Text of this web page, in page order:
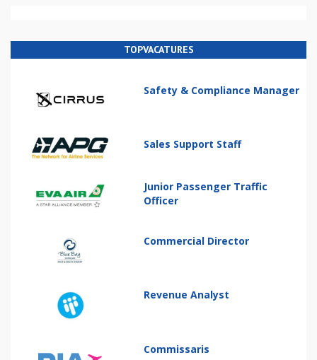
TOPVACATURES
Safety & Compliance Manager
Sales Support Staff
Junior Passenger Traffic
Officer
Commercial Director
Revenue Analyst
Commissaris